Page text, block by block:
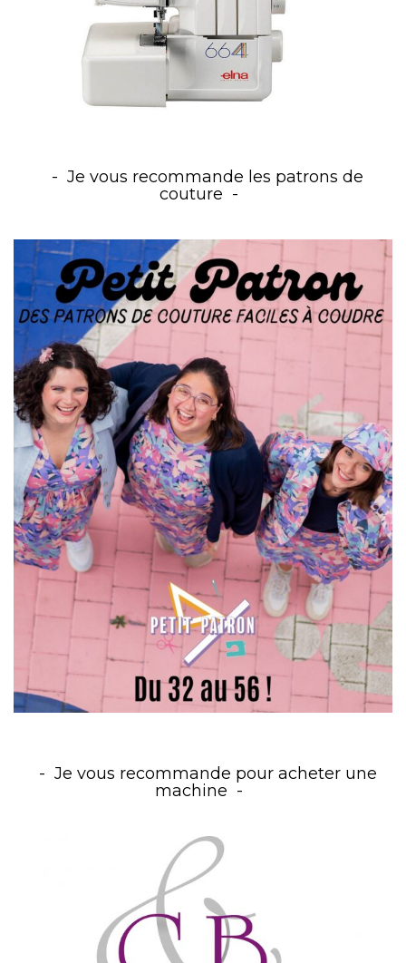
Je vous recommande les patrons de
couture
Je vous recommande pour acheter une
machine